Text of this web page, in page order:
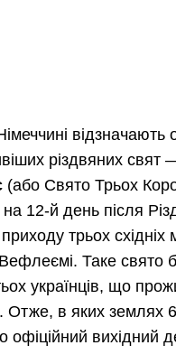
відзначають
різдвяних свят
(або Свято Трьох
12-й день після
трьох східніх
Таке свято
українців, що
Отже, в яких землях 6
офіційний вихідний